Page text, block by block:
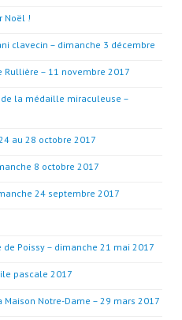
Noël !
clavecin – dimanche 3 décembre
– 11 novembre 2017
la médaille miraculeuse –
au 28 octobre 2017
8 octobre 2017
24 septembre 2017
Poissy – dimanche 21 mai 2017
pascale 2017
Notre-Dame – 29 mars 2017